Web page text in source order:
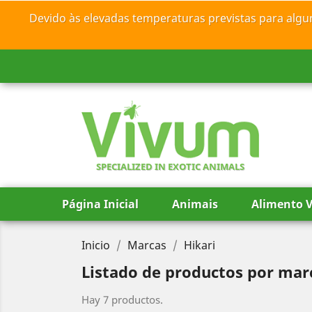
Devido às elevadas temperaturas previstas para
SPECIALIZED IN EXOTIC ANIMALS
Página Inicial Animais Alimento
Inicio Marcas Hikari
Listado de productos por
Hay 7 productos.